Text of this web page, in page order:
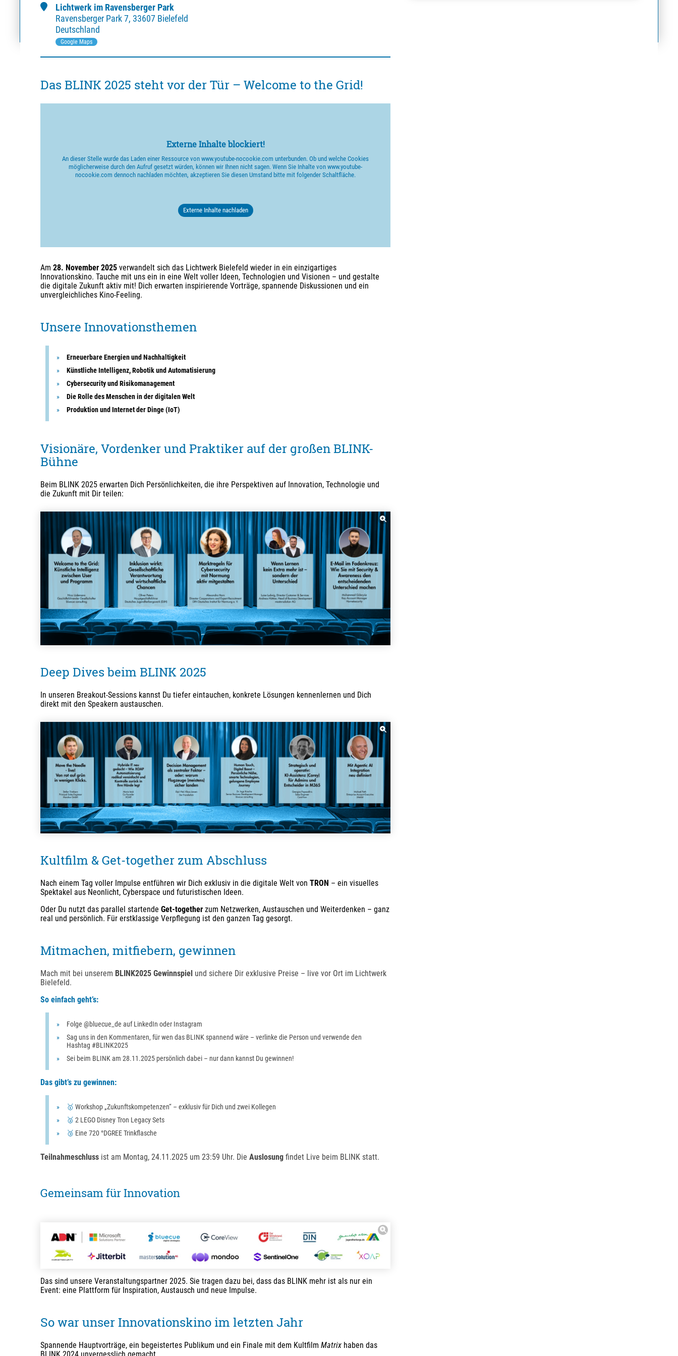
Lichtwerk im Ravensberger Park
Ravensberger Park7, 33607 Bielefeld
Deutschland
Google Maps
Das BLINK 2025 steht vor der Tür – Welcome to the Grid!
Externe Inhalte blockiert!
An dieser Stelle wurde das Laden einer Ressource von www.youtube-nocookie.com unterbunden. Ob und welche Cookies
möglicherweise durch den Aufruf gesetzt würden, können wir Ihnen nicht sagen. Wenn Sie Inhalte von www.youtube-
nocookie.com dennoch nachladen möchten, akzeptieren Sie diesen Umstand bitte mit folgender Schaltfläche.
Externe Inhalte nachladen
Am 28. November 2025 verwandelt sich das Lichtwerk Bielefeld wieder in ein einzigartiges
Innovationskino. Tauche mit uns ein in eine Welt voller Ideen, Technologien und Visionen – und gestalte
die digitale Zukunft aktiv mit! Dich erwarten inspirierende Vorträge, spannende Diskussionen und ein
unvergleichliches Kino-Feeling.
Unsere Innovationsthemen
Erneuerbare Energien und Nachhaltigkeit
Künstliche Intelligenz, Robotik und Automatisierung
Cybersecurity und Risikomanagement
Die Rolle des Menschen in der digitalen Welt
Produktion und Internet der Dinge (IoT)
Visionäre, Vordenker und Praktiker auf der großen BLINK-
Bühne
Beim BLINK 2025 erwarten Dich Persönlichkeiten, die ihre Perspektiven auf Innovation, Technologie und
die Zukunft mit Dir teilen:
Deep Dives beim BLINK 2025
In unseren Breakout-Sessions kannst Du tiefer eintauchen, konkrete Lösungen kennenlernen und Dich
direkt mit den Speakern austauschen.
Kultfilm & Get-together zum Abschluss
Nach einem Tag voller Impulse entführen wir Dich exklusiv in die digitale Welt von TRON – ein visuelles
Spektakel aus Neonlicht, Cyberspace und futuristischen Ideen.
Oder Du nutzt das parallel startende Get-together zum Netzwerken, Austauschen und Weiterdenken – ganz
real und persönlich. Für erstklassige Verpflegung ist den ganzen Tag gesorgt.
Mitmachen, mitfiebern, gewinnen
Mach mit bei unserem BLINK2025 Gewinnspiel und sichere Dir exklusive Preise – live vor Ort im Lichtwerk
Bielefeld.
So einfach geht’s:
Folge @bluecue_de auf LinkedIn oder Instagram
Sag uns in den Kommentaren, für wen das BLINK spannend wäre – verlinke die Person und verwende den
Hashtag #BLINK2025
Sei beim BLINK am 28.11.2025 persönlich dabei – nur dann kannst Du gewinnen!
Das gibt’s zu gewinnen:
🥇 Workshop „Zukunftskompetenzen“ – exklusiv für Dich und zwei Kollegen
🥈 2 LEGO Disney Tron Legacy Sets
🥉 Eine 720 °DGREE Trinkflasche
Teilnahmeschluss ist am Montag, 24.11.2025 um 23:59 Uhr. Die Auslosung findet Live beim BLINK statt.
Gemeinsam für Innovation
Das sind unsere Veranstaltungspartner 2025. Sie tragen dazu bei, dass das BLINK mehr ist als nur ein
Event: eine Plattform für Inspiration, Austausch und neue Impulse.
So war unser Innovationskino im letzten Jahr
Spannende Hauptvorträge, ein begeistertes Publikum und ein Finale mit dem Kultfilm Matrix haben das